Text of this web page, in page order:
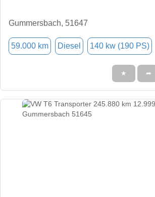
Gummersbach, 51647
59.000 km Diesel 140 kw (190 PS)
★ ➦